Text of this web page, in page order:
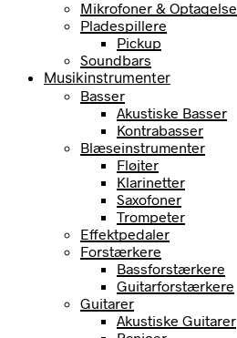
Mikrofoner & Optagelse
Pladespillere
Pickup
Soundbars
Musikinstrumenter
Basser
Akustiske Basser
Kontrabasser
Blæseinstrumenter
Fløjter
Klarinetter
Saxofoner
Trompeter
Effektpedaler
Forstærkere
Bassforstærkere
Guitarforstærkere
Guitarer
Akustiske Guitarer